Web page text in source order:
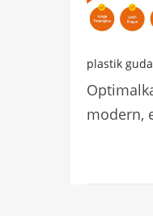
plastik
modern,